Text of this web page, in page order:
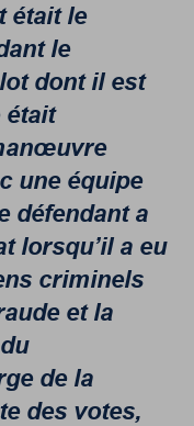
était le
le
dont il est
était
une équipe
défendant a
lorsqu’il a eu
criminels
et la
de la
des votes,